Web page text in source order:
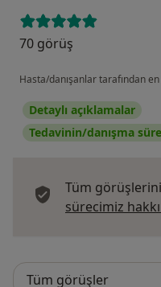
70 görüş
Hasta/danışanlar tarafından
Detaylı açıklamalar
Tedavinin/danışma
Tüm
sürecimiz